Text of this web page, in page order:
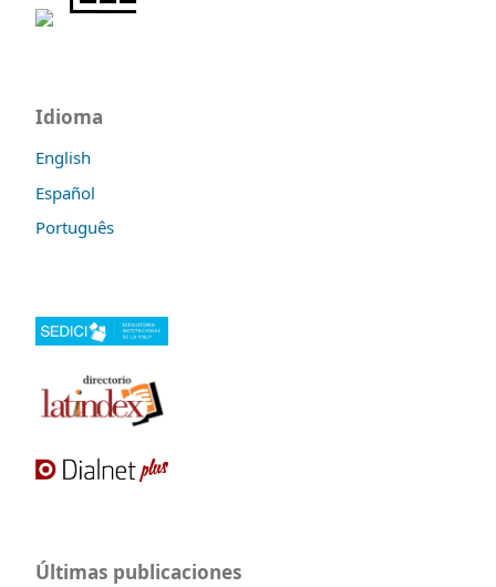
Idioma
English
Español
Português
Últimas publicaciones